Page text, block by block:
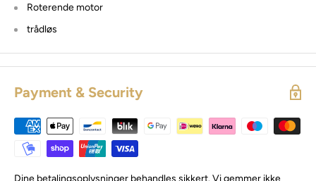
Roterende motor
trådløs
Payment & Security
Dine betalingsoplysninger behandles sikkert. Vi gemmer ikke